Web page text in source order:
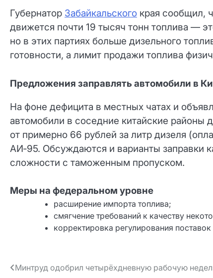
Губернатор Забайкальского края сообщил,
движется почти 19 тысяч тонн топлива —
но в этих партиях больше дизельного
готовности, а лимит продажи топлива
Предложения заправлять автомобили в
На фоне дефицита в местных чатах и
автомобили в соседние китайские районы
от примерно 66 рублей за литр дизеля
АИ‑95. Обсуждаются и варианты заправки
сложности с таможенным пропуском.
Меры на федеральном уровне
расширение импорта топлива;
смягчение требований к качеству
корректировка регулирования
Навигация
Минтруд одобрил четырёхдневную рабочую